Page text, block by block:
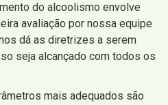
do alcoolismo envolve
avaliação por nossa equipe
dá as diretrizes a serem
seja alcançado com todos os
mais adequados são